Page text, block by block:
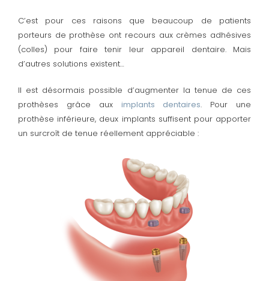
C’est pour ces raisons que beaucoup de patients
porteurs de prothèse ont recours aux crèmes adhésives
(colles) pour faire tenir leur appareil dentaire. Mais
d’autres solutions existent…
Il est désormais possible d’augmenter la tenue de ces
prothèses grâce aux implants dentaires. Pour une
prothèse inférieure, deux implants suffisent pour apporter
un surcroît de tenue réellement appréciable :